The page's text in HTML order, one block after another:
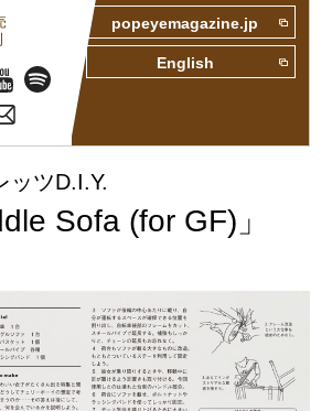
popeyemagazine.jp
English
ッツD.I.Y.
Sofa (for GF)」